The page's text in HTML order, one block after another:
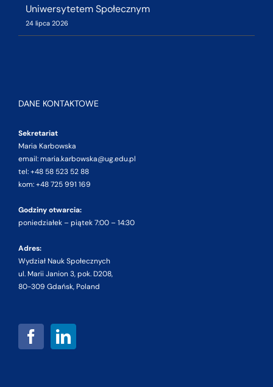
Uniwersytetem Społecznym
24 lipca 2026
DANE KONTAKTOWE
Sekretariat
Maria Karbowska
email: maria.karbowska@ug.edu.pl
tel: +48 58 523 52 88
kom: +48 725 991 169
Godziny otwarcia:
poniedziałek – piątek 7:00 – 14:30
Adres:
Wydział Nauk Społecznych
ul. Marii Janion 3, pok. D208,
80-309 Gdańsk, Poland